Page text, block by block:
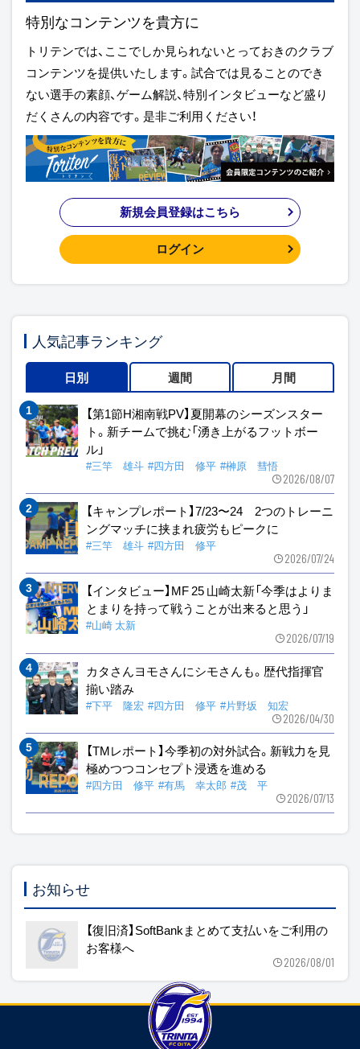
特別なコンテンツを貴方に
トリテンでは、ここでしか見られないとっておきのクラブ
コンテンツを提供いたします。試合では見ることのでき
ない選手の素顔、ゲーム解説、特別インタビューなど盛り
だくさんの内容です。是非ご利用ください！
新規会員登録はこちら
ログイン
人気記事ランキング
日別 週間 月間
【第1節H湘南戦PV】夏開幕のシーズンスター
ト。新チームで挑む「湧き上がるフットボー
ル」
#三竿 雄斗 #四方田 修平 #榊原 彗悟
2026/08/07
【キャンプレポート】7/23〜24 2つのトレーニ
ングマッチに挟まれ疲労もピークに
#三竿 雄斗 #四方田 修平
2026/07/24
【インタビュー】MF 25 山崎太新「今季はよりま
とまりを持って戦うことが出来ると思う」
#山崎 太新
2026/07/19
カタさんヨモさんにシモさんも。歴代指揮官
揃い踏み
#下平 隆宏 #四方田 修平 #片野坂 知宏
2026/04/30
【TMレポート】今季初の対外試合。新戦力を見
極めつつコンセプト浸透を進める
#四方田 修平 #有馬 幸太郎 #茂 平
2026/07/13
お知らせ
【復旧済】SoftBankまとめて支払いをご利用の
お客様へ
2026/08/01